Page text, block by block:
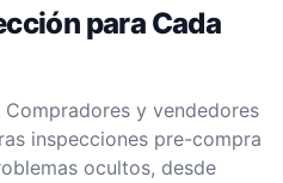
para Cada
Compradores y vendedores
inspecciones pre-compra
ocultos, desde